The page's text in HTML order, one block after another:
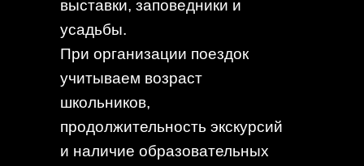
выставки, заповедники и
усадьбы.
При организации поездок
учитываем возраст
школьников,
продолжительность экскурсий
и наличие образовательных